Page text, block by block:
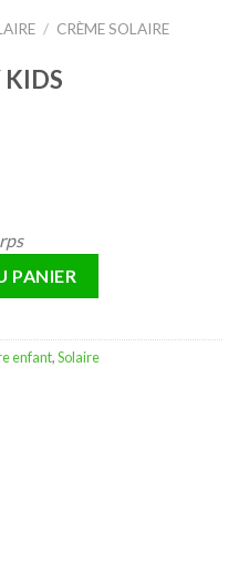
/ CRÈME SOLAIRE
KIDS
KIDS
PANIER
enfant,Solaire